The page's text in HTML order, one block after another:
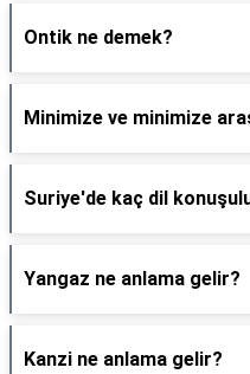
Ontik ne demek?
Minimize ve minimize
Suriye'de kaç dil
Yangaz ne anlama gelir?
Kanzi ne anlama gelir?